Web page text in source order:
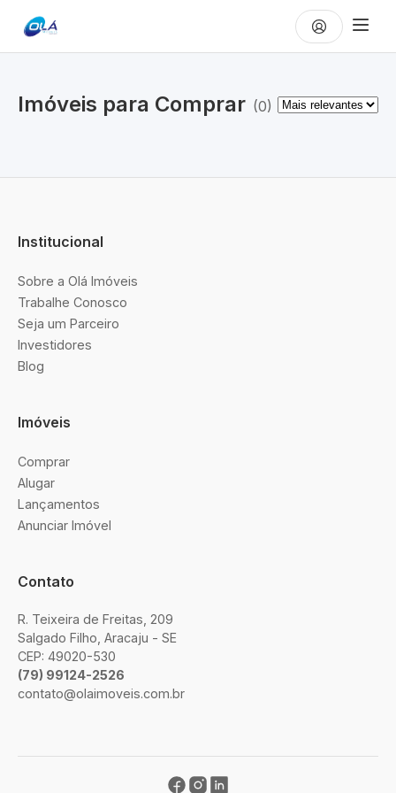
Imóveis para Comprar (0)
Institucional
Sobre a Olá Imóveis
Trabalhe Conosco
Seja um Parceiro
Investidores
Blog
Imóveis
Comprar
Alugar
Lançamentos
Anunciar Imóvel
Contato
R. Teixeira de Freitas, 209
Salgado Filho, Aracaju - SE
CEP: 49020-530
(79) 99124-2526
contato@olaimoveis.com.br